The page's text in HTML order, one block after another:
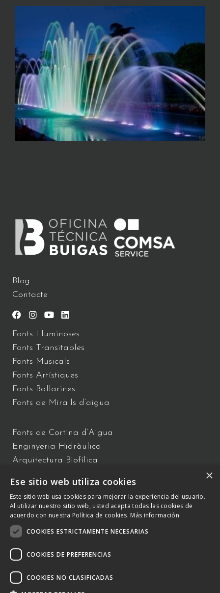
Blog
Contacte
Fonts Lluminoses
Fonts Transitables
Fonts Musicals
Fonts Artístiques
Fonts Ballarines
Fonts de Miralls d’aigua
Fonts de Cortina d’Aigua
Enginyeria Hidràulica
Arquitectura Biofílica
Fonts Flotants
Fonts Interactives
C/ Vallès 2 – 08940 – Cornellà de Llobregat, Barcelona –
809 150 –otb@comsa.com– Copyright ® 2023 –
Política de Cookies
×
Ese sitio web utiliza cookies
Este sitio web usa cookies para mejorar la experiencia del usuario.
Al utilizar nuestro sitio web, usted acepta todas las cookies de
acuerdo con nuestra Política de cookies. Más información
COOKIES ESTRICTAMENTE NECESARIAS
COOKIES DE PREFERENCIAS
COOKIES NO CLASIFICADAS